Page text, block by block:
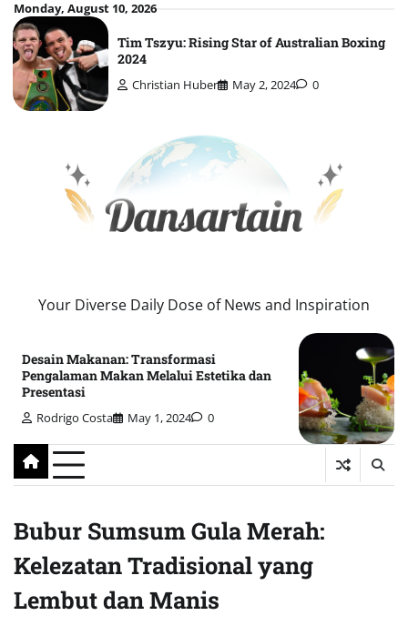
Skip
to
content
Monday, August 10, 2026
Tim Tszyu: Rising Star of Australian Boxing
2024
Christian Huber May 2, 2024 0
Your Diverse Daily Dose of News and Inspiration
Desain Makanan: Transformasi
Pengalaman Makan Melalui Estetika dan
Presentasi
Rodrigo Costa May 1, 2024 0
Bubur Sumsum Gula Merah:
Kelezatan Tradisional yang
Lembut dan Manis